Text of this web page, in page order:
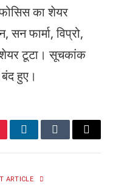
का शेयर
फार्मा, विप्रो,
टूटा। सूचकांक
हुए।
LinkedInTumblrEmail
ARTICLE